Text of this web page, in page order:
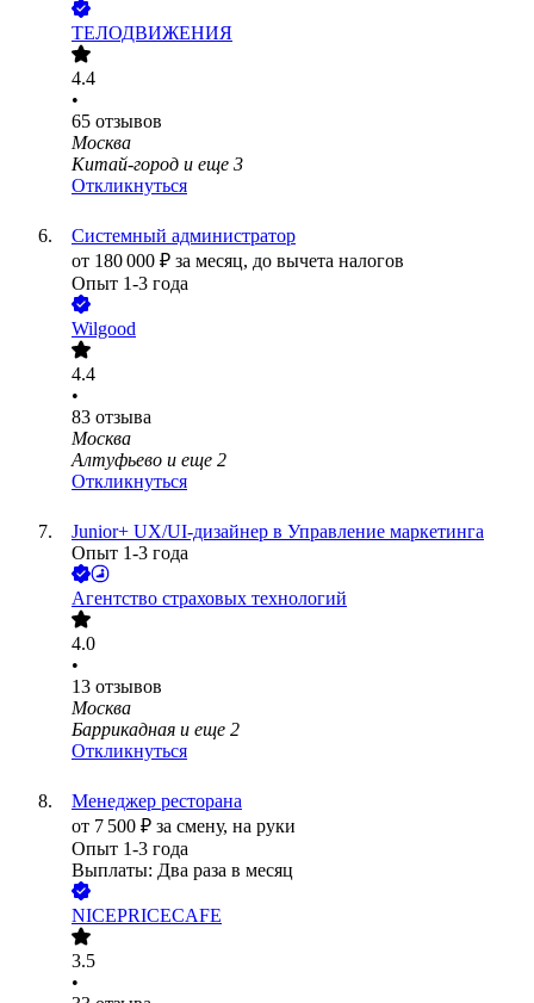
ТЕЛОДВИЖЕНИЯ
4.4
•
65 отзывов
Москва
Китай-город и еще 3
Откликнуться
Системный администратор
от 180 000 ₽ за месяц, до вычета налогов
Опыт 1-3 года
Wilgood
4.4
•
83 отзыва
Москва
Алтуфьево и еще 2
Откликнуться
Junior+ UX/UI-дизайнер в Управление маркетинга
Опыт 1-3 года
Агентство страховых технологий
4.0
•
13 отзывов
Москва
Баррикадная и еще 2
Откликнуться
Менеджер ресторана
от 7 500 ₽ за смену, на руки
Опыт 1-3 года
Выплаты: Два раза в месяц
NICEPRICECAFE
3.5
•